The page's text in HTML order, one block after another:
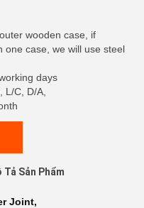
wooden case, if
one case, we will use steel
days
L/C, D/A,
Tả Sản Phẩm
Joint,